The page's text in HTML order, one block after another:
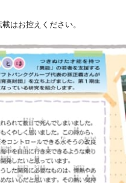
はお控えください。